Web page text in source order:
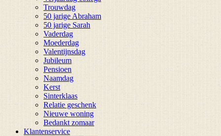
Trouwdag
50 jarige Abraham
50 jarige Sarah
Vaderdag
Moederdag
Valentijnsdag
Jubileum
Pensioen
Naamdag
Kerst
Sinterklaas
Relatie geschenk
Nieuwe woning
Bedankt zomaar
Klantenservice